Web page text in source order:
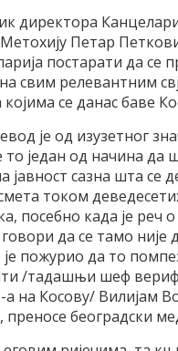
директора
Петар
постарати да се
свим релевантним
се данас баве
је од изузетног
то један од начина да
јавност сазна шта се
током
посебно када је реч о
да се тамо није
је пожурио да то
/тадашњи шеф
на Косову/ Вилијам
преносе београдски